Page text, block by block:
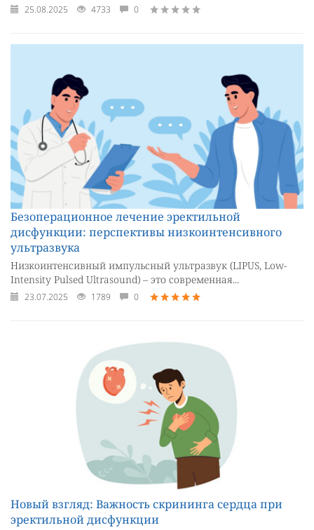
25.08.2025 4733 0
Безоперационное лечение эректильной
дисфункции: перспективы низкоинтенсивного
ультразвука
Низкоинтенсивный импульсный ультразвук (LIPUS, Low-
Intensity Pulsed Ultrasound) – это современная...
23.07.2025 1789 0
Новый взгляд: Важность скрининга сердца при
эректильной дисфункции